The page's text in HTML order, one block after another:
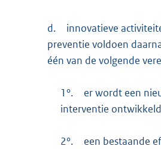
d.
innovatieve
preventie voldoen
één van de volgende
1°.
er wordt een
interventie
2°.
een bestaande